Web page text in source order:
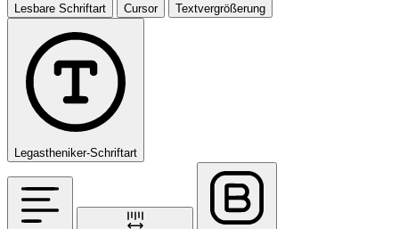
Lesbare Schriftart Cursor Textvergrößerung
Legastheniker-Schriftart